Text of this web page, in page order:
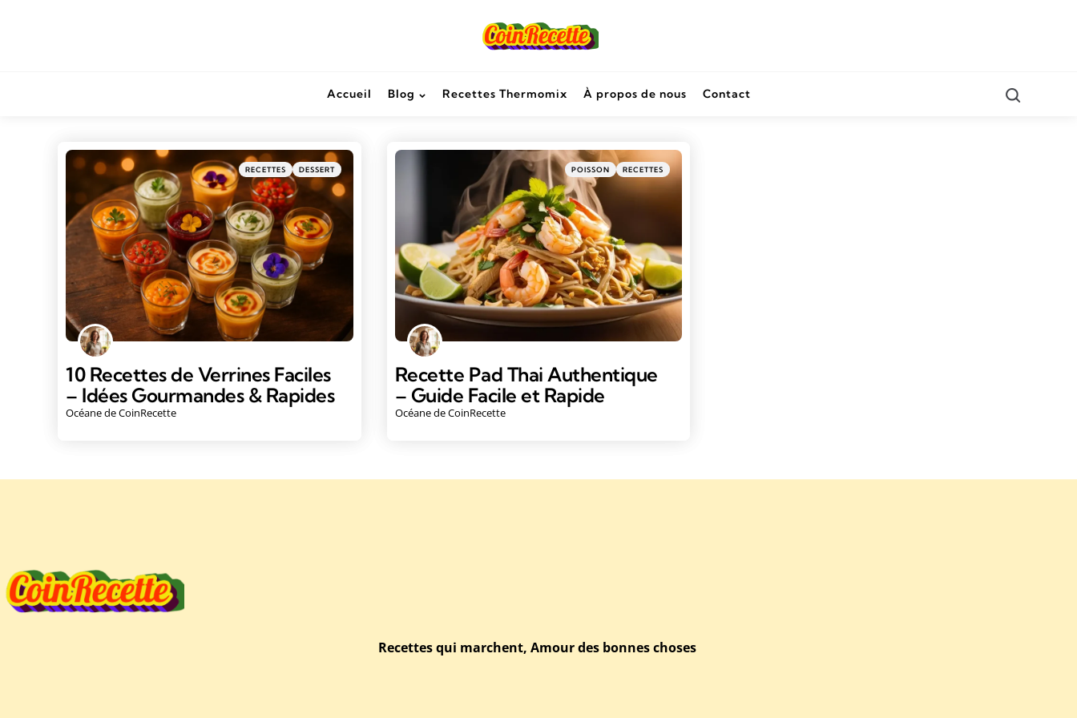
Accueil Blog Recettes Thermomix À propos de nous Contact
RECETTES DESSERT
10 Recettes de Verrines Faciles
– Idées Gourmandes & Rapides
Océane de CoinRecette
POISSON RECETTES
Recette Pad Thai Authentique
– Guide Facile et Rapide
Océane de CoinRecette
Recettes qui marchent, Amour des bonnes choses